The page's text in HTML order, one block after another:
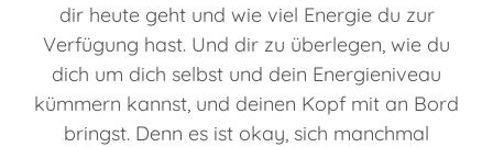
dir heute geht und wie viel Energie du zur
Verfügung hast. Und dir zu überlegen, wie du
dich um dich selbst und dein Energieniveau
kümmern kannst, und deinen Kopf mit an Bord
bringst. Denn es ist okay, sich manchmal